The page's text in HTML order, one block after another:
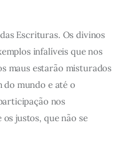
Escrituras. Os divinos
infalíveis que nos
maus estarão misturados
do mundo e até o
nos
justos, que não se